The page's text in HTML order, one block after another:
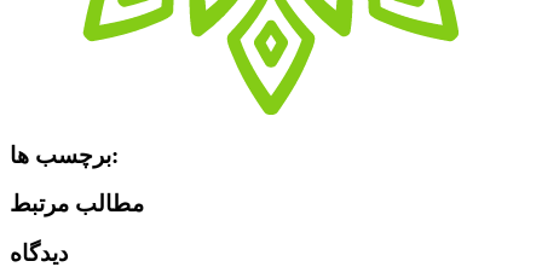
برچسب ها:
مطالب مرتبط
دیدگاه